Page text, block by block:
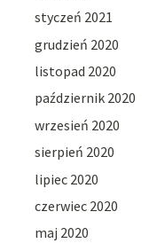
styczeń 2021
grudzień 2020
listopad 2020
październik 2020
wrzesień 2020
sierpień 2020
lipiec 2020
czerwiec 2020
maj 2020